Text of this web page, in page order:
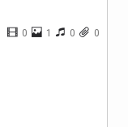
0 1 0
0